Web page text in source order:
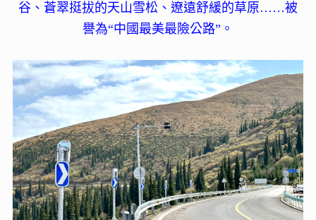
谷、蒼翠挺拔的天山雪松、遼遠舒緩的草原……被
譽為“中國最美最險公路”。